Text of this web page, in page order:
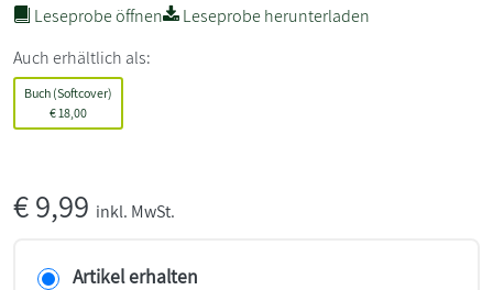
Leseprobe öffnen
Leseprobe herunterladen
Auch erhältlich als:
Buch (Softcover)
€ 18,00
€9,99 inkl. MwSt.
Artikel erhalten